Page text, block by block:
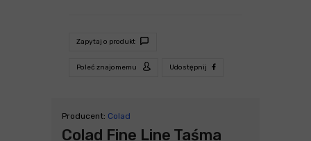
Zapytaj o produkt
Poleć znajomemu Udostępnij
Producent: Colad
Colad Fine Line Taśma